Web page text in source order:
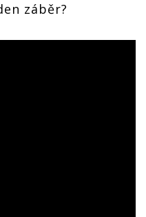
záběr?